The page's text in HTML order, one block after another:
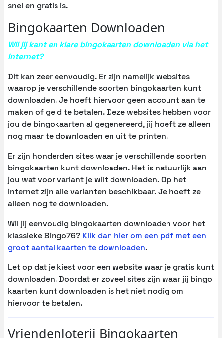
snel en gratis is.
Bingokaarten Downloaden
Wil jij kant en klare bingokaarten downloaden via het
internet?
Dit kan zeer eenvoudig. Er zijn namelijk websites
waarop je verschillende soorten bingokaarten kunt
downloaden. Je hoeft hiervoor geen account aan te
maken of geld te betalen. Deze websites hebben voor
jou de bingokaarten al gegenereerd, jij hoeft ze alleen
nog maar te downloaden en uit te printen.
Er zijn honderden sites waar je verschillende soorten
bingokaarten kunt downloaden. Het is natuurlijk aan
jou wat voor variant je wilt downloaden. Op het
internet zijn alle varianten beschikbaar. Je hoeft ze
alleen nog te downloaden.
Wil jij eenvoudig bingokaarten downloaden voor het
klassieke Bingo76? Klik dan hier om een pdf met een
groot aantal kaarten te downloaden.
Let op dat je kiest voor een website waar je gratis kunt
downloaden. Doordat er zoveel sites zijn waar jij bingo
kaarten kunt downloaden is het niet nodig om
hiervoor te betalen.
Vriendenloterij Bingokaarten